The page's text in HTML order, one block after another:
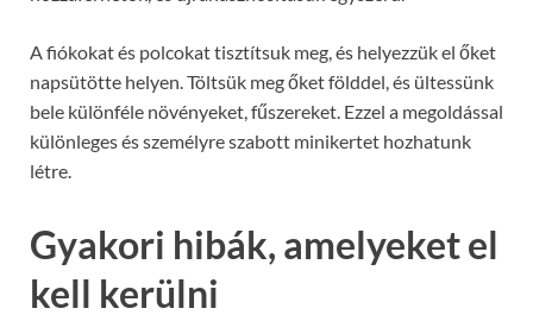
A fiókokat és polcokat tisztítsuk meg, és helyezzük el őket
napsütötte helyen. Töltsük meg őket földdel, és ültessünk
bele különféle növényeket, fűszereket. Ezzel a megoldással
különleges és személyre szabott minikertet hozhatunk
létre.
Gyakori hibák, amelyeket el
kell kerülni